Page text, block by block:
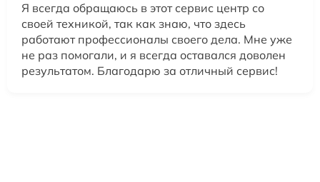
Я всегда обращаюсь в этот сервис центр со
своей техникой, так как знаю, что здесь
работают профессионалы своего дела. Мне уже
не раз помогали, и я всегда оставался доволен
результатом. Благодарю за отличный сервис!